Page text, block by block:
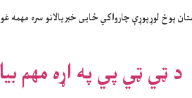
پوځ لوړپوړې چارواکي ځایی خبریالانو سره
د ټي ټي پي په اړه مهم